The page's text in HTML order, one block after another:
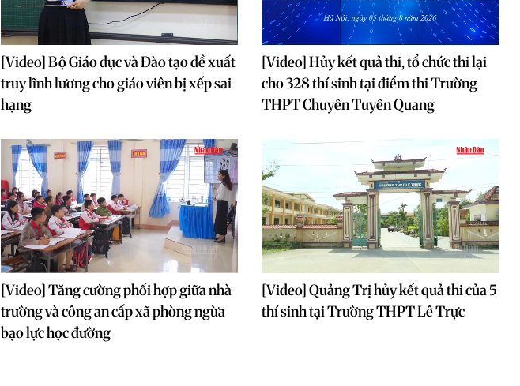
[Video] Bộ Giáo dục và Đào tạo đề xuất
truy lĩnh lương cho giáo viên bị xếp sai
hạng
[Video] Hủy kết quả thi, tổ chức thi lại
cho 328 thí sinh tại điểm thi Trường
THPT Chuyên Tuyên Quang
[Video] Tăng cường phối hợp giữa nhà
trường và công an cấp xã phòng ngừa
bạo lực học đường
[Video] Quảng Trị hủy kết quả thi của 5
thí sinh tại Trường THPT Lê Trực